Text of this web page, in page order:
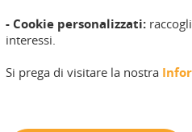
possiamo connetterci a
utilizzando un’unica API.
e denaro. Inoltre, tutte le attività
il lavoro manuale a
il volume delle nostre
- Cookie personalizzati:
interessi.
Si prega di visitare la nostra